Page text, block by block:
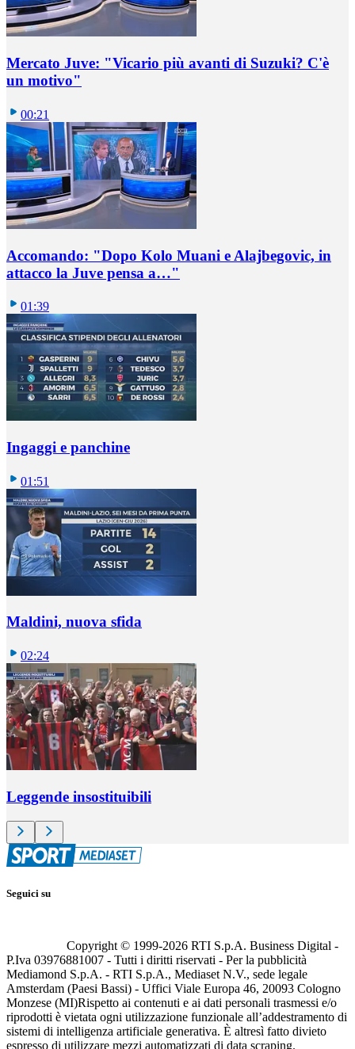
Mercato Juve: "Vicario più avanti di Suzuki? C'è
un motivo"
00:21
Accomando: "Dopo Kolo Muani e Alajbegovic, in
attacco la Juve pensa a…"
01:39
Ingaggi e panchine
01:51
Maldini, nuova sfida
02:24
Leggende insostituibili
Seguici su
Copyright © 1999-2026 RTI S.p.A. Business Digital -
P.Iva 03976881007 - Tutti i diritti riservati - Per la pubblicità
Mediamond S.p.A. - RTI S.p.A., Mediaset N.V., sede legale
Amsterdam (Paesi Bassi) - Uffici Viale Europa 46, 20093 Cologno
Monzese (MI)Rispetto ai contenuti e ai dati personali trasmessi e/o
riprodotti è vietata ogni utilizzazione funzionale all’addestramento di
sistemi di intelligenza artificiale generativa. È altresì fatto divieto
espresso di utilizzare mezzi automatizzati di data scraping.